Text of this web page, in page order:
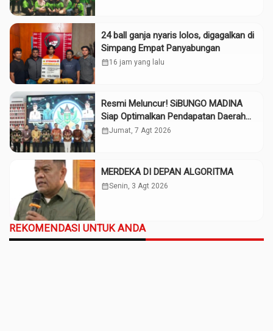
24 ball ganja nyaris lolos, digagalkan di
Simpang Empat Panyabungan
calendar_month16 jam yang lalu
Resmi Meluncur! SiBUNGO MADINA
Siap Optimalkan Pendapatan Daerah
Madina
calendar_monthJumat, 7 Agt 2026
MERDEKA DI DEPAN ALGORITMA
calendar_monthSenin, 3 Agt 2026
REKOMENDASI UNTUK ANDA